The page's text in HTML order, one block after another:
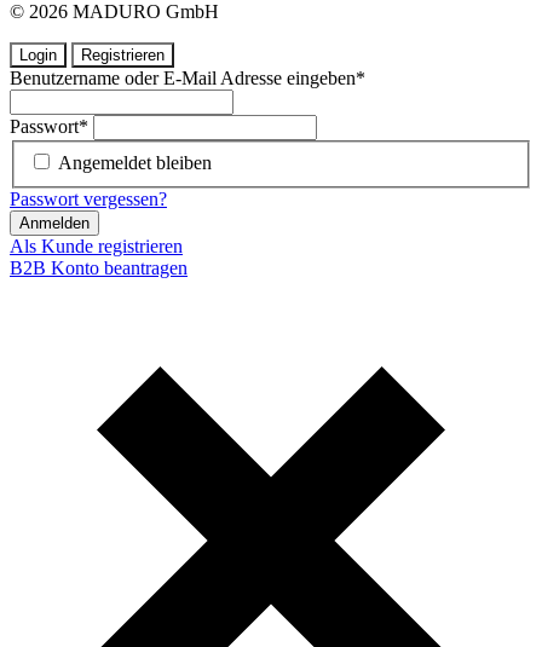
© 2026 MADURO GmbH
Login Registrieren
Benutzername oder E-Mail Adresse eingeben*
Passwort*
Angemeldet bleiben
Passwort vergessen?
Anmelden
Als Kunde registrieren
B2B Konto beantragen